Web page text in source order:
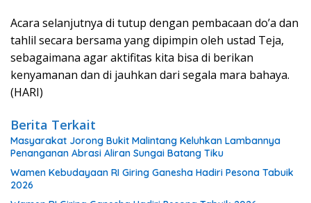
Acara selanjutnya di tutup dengan pembacaan do’a dan
tahlil secara bersama yang dipimpin oleh ustad Teja,
sebagaimana agar aktifitas kita bisa di berikan
kenyamanan dan di jauhkan dari segala mara bahaya.
(HARI)
Berita Terkait
Masyarakat Jorong Bukit Malintang Keluhkan Lambannya
Penanganan Abrasi Aliran Sungai Batang Tiku
Wamen Kebudayaan RI Giring Ganesha Hadiri Pesona Tabuik
2026